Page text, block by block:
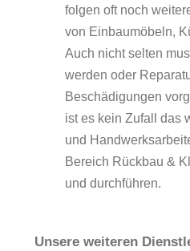
folgen oft noch
von Einbaumöbeln,
Auch nicht selten
werden oder
Beschädigungen
ist es kein Zufall das
und
Bereich Rückbau &
und durchführen.
Unsere weiteren